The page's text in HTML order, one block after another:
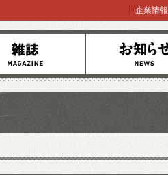
お知らせ
企業情報